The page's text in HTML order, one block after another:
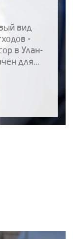
вид
-
в Улан-
для...